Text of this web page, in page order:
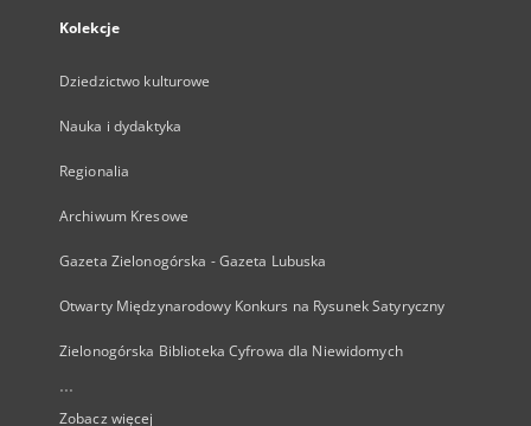
Kolekcje
Dziedzictwo kulturowe
Nauka i dydaktyka
Regionalia
Archiwum Kresowe
Gazeta Zielonogórska - Gazeta Lubuska
Otwarty Międzynarodowy Konkurs na Rysunek Satyryczny
Zielonogórska Biblioteka Cyfrowa dla Niewidomych
...
Zobacz więcej